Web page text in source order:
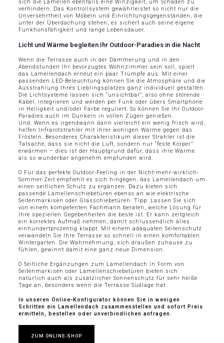
sich die Lamellen ebenfalls eine Winzigkeit, um Schäden zu
verhindern. Das Kontrollsystem gewährleistet so nicht nur die
Unversehrtheit von Möbeln und Einrichtungsgegenständen, die
unter der Überdachung stehen, es sichert auch seine eigene
Funktionsfähigkeit und lange Lebensdauer.
Licht und Wärme begleiten Ihr Outdoor-Paradies in die Nacht
Wenn die Terrasse auch in der Dämmerung und in den
Abendstunden Ihr bevorzugtes Wohnzimmer sein soll, spielt
das Lamellendach erneut ein paar Trümpfe aus. Mit einer
passenden LED-Beleuchtung können Sie die Atmosphäre und die
Ausstrahlung Ihres Lieblingsplatzes ganz individuell gestalten.
Die Lichtsysteme lassen sich “unsichtbar”, also ohne störende
Kabel, integrieren und werden per Funk oder übers Smartphone
in Helligkeit und/oder Farbe reguliert. So können Sie Ihr Outdoor-
Paradies auch im Dunkeln in vollen Zügen genießen.
Und: Wenn es irgendwann dann vielleicht ein wenig frisch wird,
helfen Infrarotstrahler mit ihrer wohligen Wärme gegen das
Frösteln. Besonderes Charakteristikum dieser Strahler ist die
Tatsache, dass sie nicht die Luft, sondern nur “feste Körper”
erwärmen – dies ist der Hauptgrund dafür, dass ihre Wärme
als so wunderbar angenehm empfunden wird.
O Für das perfekte Outdoor-Feeling in der Nicht-mehr-wirklich-
Sommer-Zeit empfiehlt es sich hingegen, das Lamellendach um
einen seitlichen Schutz zu ergänzen. Dazu bieten sich
passende Lamellenschiebetüren ebenso an wie elektrische
Seitenmarkisen oder Glasschiebetüren. Tipp: Lassen Sie sich
von einem kompetenten Fachmann beraten, welche Lösung für
Ihre speziellen Gegebenheiten die beste ist. Er kann zeitgleich
ein korrektes Aufmaß nehmen, damit schlussendlich alles
einhundertprozentig klappt. Mit einem adäquaten Seitenschutz
verwandeln Sie Ihre Terrasse so schnell in einen komfortablen
Wintergarten. Die Wahrnehmung, sich draußen zuhause zu
fühlen, gewinnt damit eine ganz neue Dimension.
O Seitliche Ergänzungen zum Lamellendach in Form von
Seitenmarkisen oder Lamellenschiebetüren bieten sich
natürlich auch als zusätzlicher Sonnenschutz für sehr heiße
Tage an, besonders wenn die Terrasse Südlage hat.
In unseren Online-Konfigurator können Sie in wenigen
Schritten ein Lamellendach zusammenstellen und sofort Preis
ermitteln, bestellen oder unverbindlichen anfragen.
ZUM ONLINE-SHOP